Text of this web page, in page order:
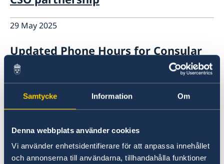
Samtycke Information Om
Denna webbplats använder cookies
Vi använder enhetsidentifierare för att anpassa innehållet
och annonserna till användarna, tillhandahålla funktioner
Framework Agreement for Audit and Advisory
29 May 2025
Updated Phone Hours for Consular
Matters
18 Mar 2025
Schengen visa
12 Feb 2025